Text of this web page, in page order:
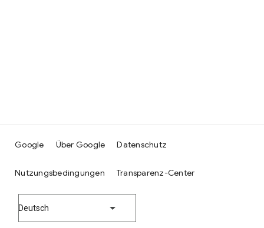
Google Über Google Datenschutz
Nutzungsbedingungen Transparenz-Center
Deutsch